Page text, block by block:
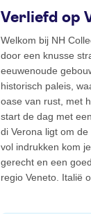
Verliefd op
Welkom bij NH
door een knusse
eeuwenoude
historisch paleis,
oase van rust, met
start de dag met
di Verona ligt om
vol indrukken kom
gerecht en een
regio Veneto. Italië